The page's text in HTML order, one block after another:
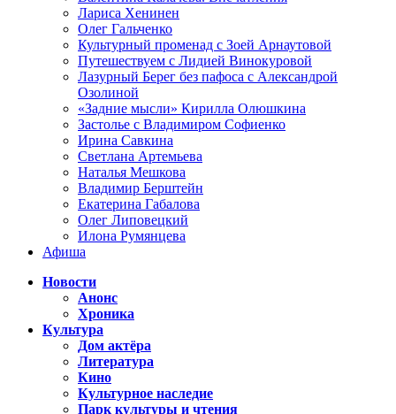
Лариса Хенинен
Олег Гальченко
Культурный променад с Зоей Арнаутовой
Путешествуем с Лидией Винокуровой
Лазурный Берег без пафоса с Александрой
Озолиной
«Задние мысли» Кирилла Олюшкина
Застолье с Владимиром Софиенко
Ирина Савкина
Светлана Артемьева
Наталья Мешкова
Владимир Берштейн
Екатерина Габалова
Олег Липовецкий
Илона Румянцева
Афиша
Новости
Анонс
Хроника
Культура
Дом актёра
Литература
Кино
Культурное наследие
Парк культуры и чтения